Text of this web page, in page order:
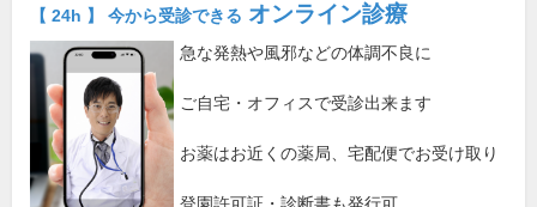
【 24h 】 今から受診できる オンライン診療
急な発熱や風邪などの体調不良に
ご自宅・オフィスで受診出来ます
お薬はお近くの薬局、宅配便でお受け取り